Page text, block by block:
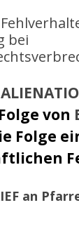
bei
von
Folge
an